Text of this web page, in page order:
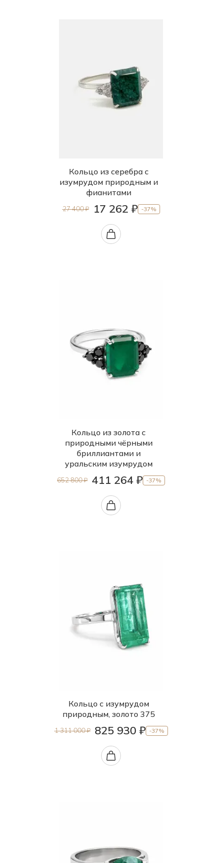
Кольцо из серебра с
изумрудом природным и
фианитами
27 400 ₽ 17 262 ₽ -37%
Кольцо из золота с
природными чёрными
бриллиантами и
уральским изумрудом
652 800 ₽ 411 264 ₽ -37%
Кольцо с изумрудом
природным, золото 375
1 311 000 ₽ 825 930 ₽ -37%